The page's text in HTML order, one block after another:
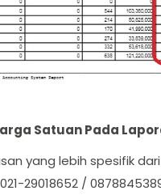
Satuan Pada
yang lebih spesifik
29018652 /